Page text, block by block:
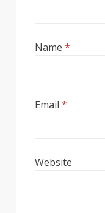
Name*
Email*
Website